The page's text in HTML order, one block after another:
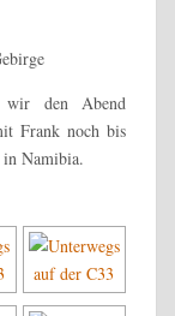
wir den Abend
Frank noch bis
Namibia.